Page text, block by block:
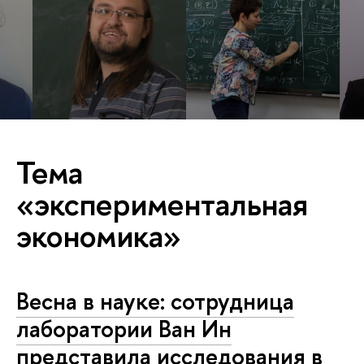
Тема
«экспериментальная
экономика»
Весна в науке: сотрудница
лаборатории Ван Ин
представила исследования в